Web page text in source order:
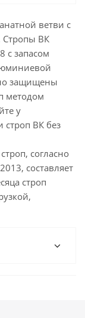
ветви с
Стропы ВК
с запасом
защищены
методом
у
ВК без
согласно
составляет
строп